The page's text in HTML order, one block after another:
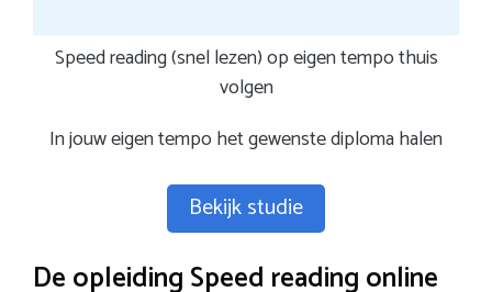
Speed reading (snel lezen) op eigen tempo thuis
volgen
In jouw eigen tempo het gewenste diploma halen
Bekijk studie
De opleiding Speed reading online